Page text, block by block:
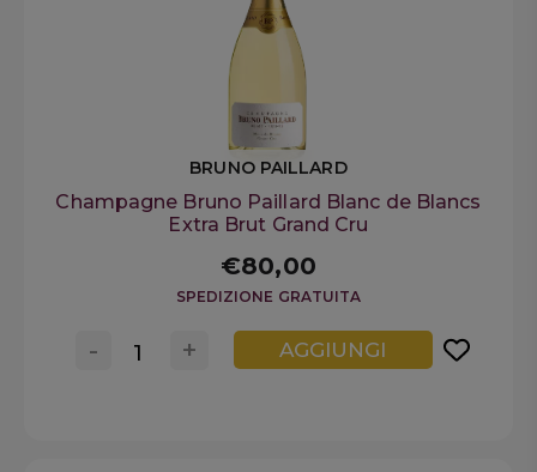
BRUNO PAILLARD
Champagne Bruno Paillard Blanc de Blancs
Extra Brut Grand Cru
€80,00
SPEDIZIONE GRATUITA
+
- AGGIUNGI